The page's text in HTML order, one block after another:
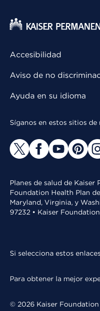
Accesibilidad
Aviso de no
Ayuda en su idioma
Síganos en estos sitios
Planes de salud de
Foundation Health Plan
Maryland, Virginia, y
97232 • Kaiser
Si selecciona estos enlaces
Para obtener la mejor
© 2026 Kaiser Foundation